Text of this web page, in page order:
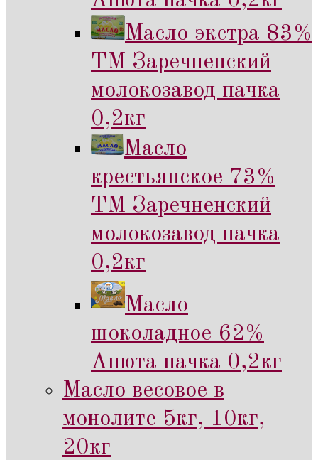
Масло экстра 83%
ТМ Заречненский
молокозавод пачка
0,2кг
Масло
крестьянское 73%
ТМ Заречненский
молокозавод пачка
0,2кг
Масло
шоколадное 62%
Анюта пачка 0,2кг
Масло весовое в
монолите 5кг, 10кг,
20кг